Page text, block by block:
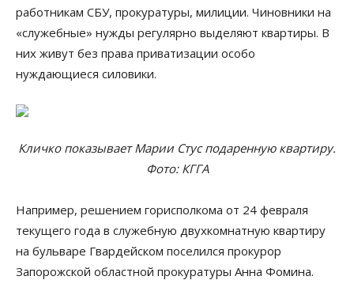
работникам СБУ, прокуратуры, милиции. Чиновники на
«служебные» нужды регулярно выделяют квартиры. В
них живут без права приватизации особо
нуждающиеся силовики.
Кличко показывает Марии Стус подаренную квартиру.
Фото: КГГА
Например, решением горисполкома от 24 февраля
текущего года в служебную двухкомнатную квартиру
на бульваре Гвардейском поселился прокурор
Запорожской областной прокуратуры Анна Фомина.